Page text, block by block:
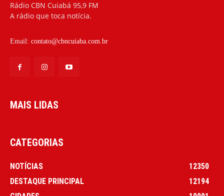
Rádio CBN Cuiabá 95,9 FM
A rádio que toca notícia.
Email: contato@cbncuiaba.com.br
MAIS LIDAS
CATEGORIAS
NOTÍCIAS
12350
DESTAQUE PRINCIPAL
12194